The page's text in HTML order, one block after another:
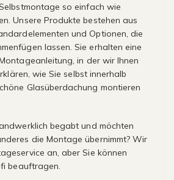
so einfach wie
Unsere Produkte bestehen aus
und Optionen, die
lassen. Sie erhalten eine
in der wir Ihnen
wie Sie selbst innerhalb
Glasüberdachung montieren
begabt und möchten
die Montage übernimmt? Wir
an, aber Sie können
beauftragen.